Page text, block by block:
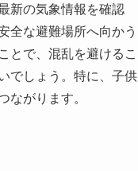
新の気象情報を確認
全な避難場所へ向かう
とで、混乱を避けるこ
でしょう。特に、子供
ながります。